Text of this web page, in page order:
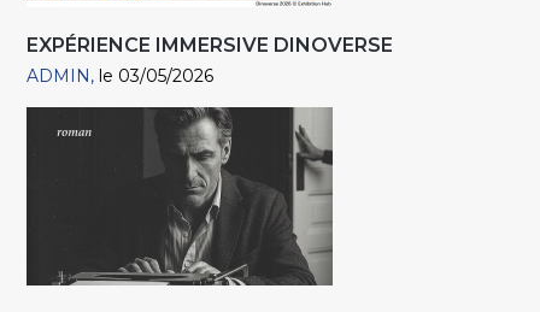
EXPÉRIENCE IMMERSIVE DINOVERSE
ADMIN le 03/05/2026